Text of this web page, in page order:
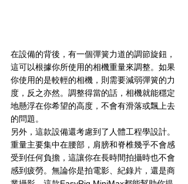
在設備的背後，有一個彈簧力道的調節旋鈕，
這可以根據你所使用的相機重量來調整。如果
你使用的是較輕的相機，則需要減弱彈簧的力
度，反之亦然。調整得當的話，相機就能穩定
地懸浮在你希望的高度，不會有滑落或飄上去
的問題。
另外，這款設備還考慮到了人體工程學設計。
重量主要集中在腰部，肩膀和脊椎幾乎不會感
受到任何負擔，這讓你在長時間拍攝時也不會
感到疲勞。無論你是拍電影、紀錄片，還是商